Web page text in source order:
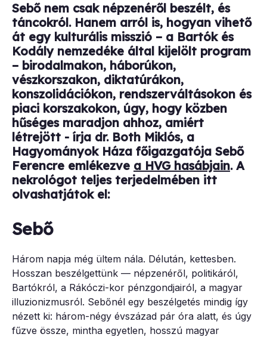
Sebő nem csak népzenéről beszélt, és
táncokról. Hanem arról is, hogyan vihető
át egy kulturális misszió – a Bartók és
Kodály nemzedéke által kijelölt program
– birodalmakon, háborúkon,
vészkorszakon, diktatúrákon,
konszolidációkon, rendszerváltásokon és
piaci korszakokon, úgy, hogy közben
hűséges maradjon ahhoz, amiért
létrejött - írja dr. Both Miklós, a
Hagyományok Háza főigazgatója Sebő
Ferencre emlékezve a HVG hasábjain. A
nekrológot teljes terjedelmében itt
olvashatjátok el:
Sebő
Három napja még ültem nála. Délután, kettesben.
Hosszan beszélgettünk — népzenéről, politikáról,
Bartókról, a Rákóczi-kor pénzgondjairól, a magyar
illuzionizmusról. Sebőnél egy beszélgetés mindig így
nézett ki: három-négy évszázad pár óra alatt, és úgy
fűzve össze, mintha egyetlen, hosszú magyar